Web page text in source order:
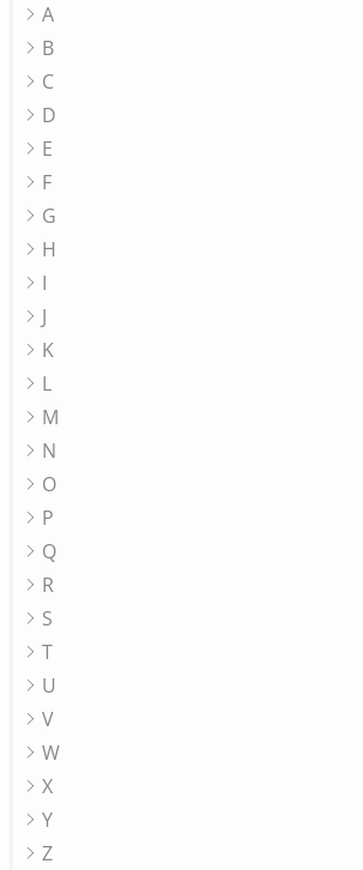
A
B
C
D
E
F
G
H
I
J
K
L
M
N
O
P
Q
R
S
T
U
V
W
X
Y
Z